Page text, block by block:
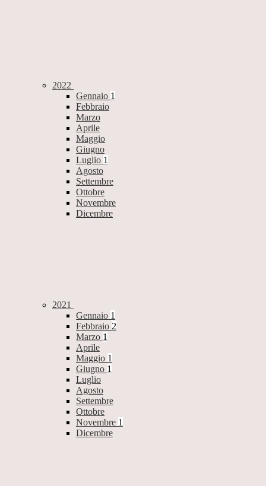
2022
Gennaio 1
Febbraio
Marzo
Aprile
Maggio
Giugno
Luglio 1
Agosto
Settembre
Ottobre
Novembre
Dicembre
2021
Gennaio 1
Febbraio 2
Marzo 1
Aprile
Maggio 1
Giugno 1
Luglio
Agosto
Settembre
Ottobre
Novembre 1
Dicembre